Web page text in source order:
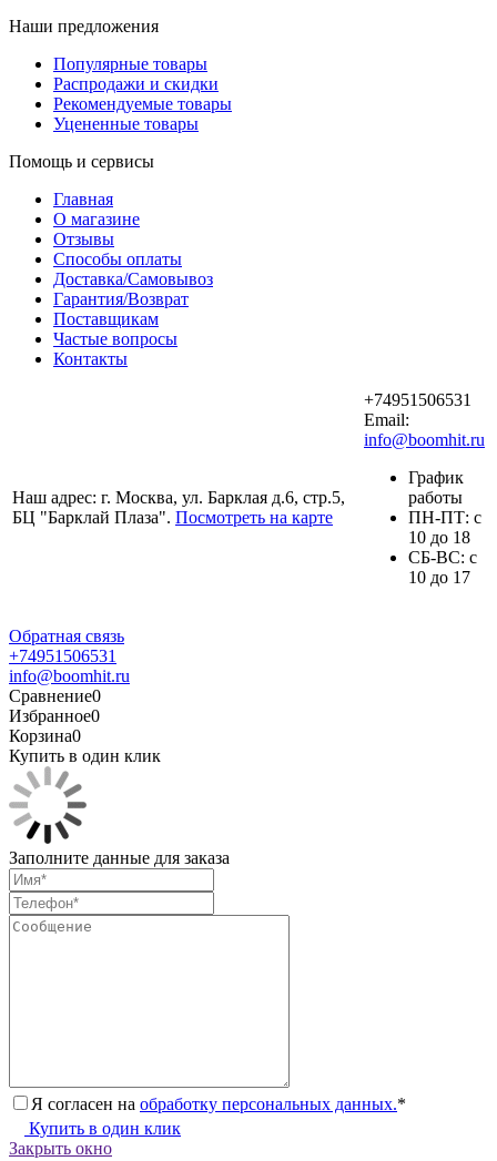
Наши предложения
Популярные товары
Распродажи и скидки
Рекомендуемые товары
Уцененные товары
Помощь и сервисы
Главная
О магазине
Отзывы
Способы оплаты
Доставка/Самовывоз
Гарантия/Возврат
Поставщикам
Частые вопросы
Контакты
Наш адрес: г. Москва, ул. Барклая д.6, стр.5,
БЦ "Барклай Плаза". Посмотреть на карте
+74951506531
Email:
info@boomhit.ru
График
работы
ПH-ПТ: с
10 до 18
СБ-ВС: с
10 до 17
Обратная связь
+74951506531
info@boomhit.ru
Сравнение0
Избранное0
Корзина0
Купить в один клик
Заполните данные для заказа
Я согласен на обработку персональных данных.*
Купить в один клик
Закрыть окно